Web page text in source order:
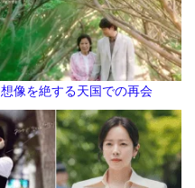
像を絶する天国での再会